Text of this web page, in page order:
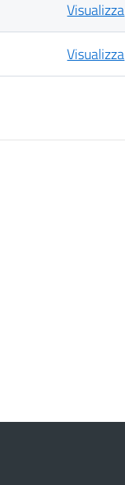
Visualizza
Visualizza